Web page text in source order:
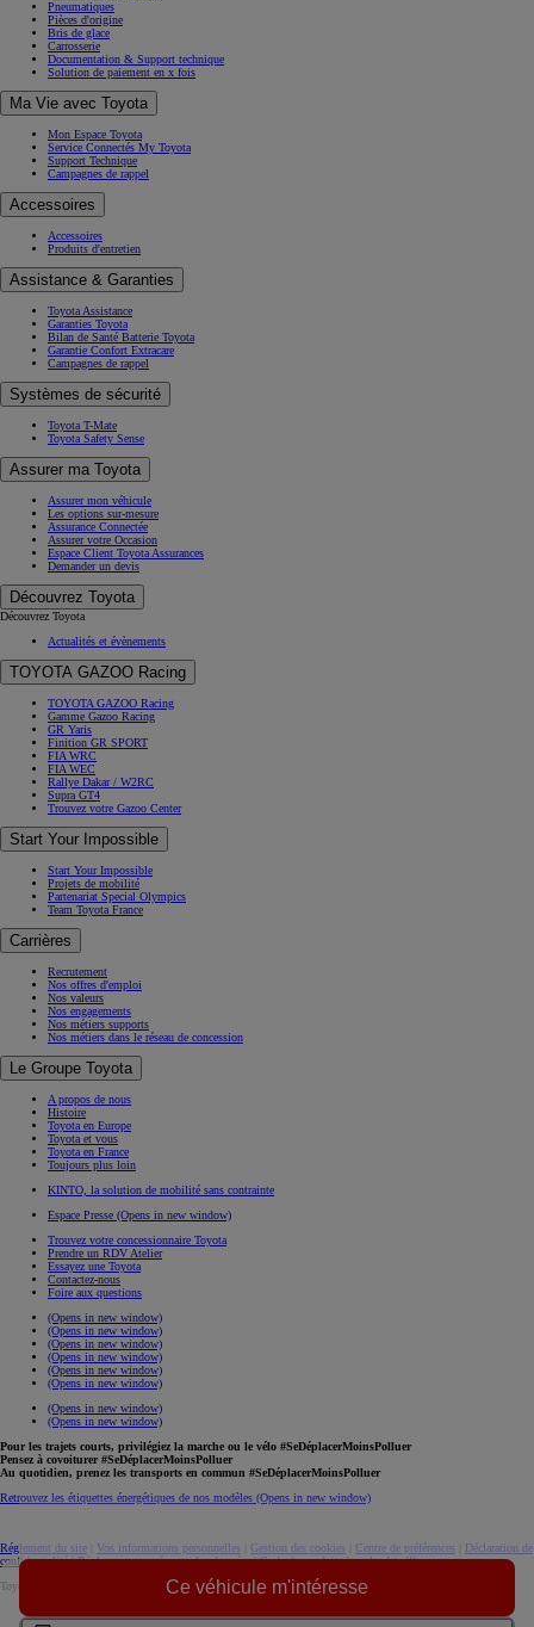
Ce véhicule m'intéresse
Pneumatiques
Pièces d'origine
Bris de glace
Carrosserie
Documentation & Support technique
Solution de paiement en x fois
Ma Vie avec Toyota
Mon Espace Toyota
Service Connectés My Toyota
Support Technique
Campagnes de rappel
Accessoires
Accessoires
Produits d'entretien
Assistance & Garanties
Toyota Assistance
Garanties Toyota
Bilan de Santé Batterie Toyota
Garantie Confort Extracare
Campagnes de rappel
Systèmes de sécurité
Toyota T-Mate
Toyota Safety Sense
Assurer ma Toyota
Assurer mon véhicule
Les options sur-mesure
Assurance Connectée
Assurer votre Occasion
Espace Client Toyota Assurances
Demander un devis
Découvrez Toyota
Découvrez Toyota
Actualités et évènements
TOYOTA GAZOO Racing
TOYOTA GAZOO Racing
Gamme Gazoo Racing
GR Yaris
Finition GR SPORT
FIA WRC
FIA WEC
Rallye Dakar / W2RC
Supra GT4
Trouvez votre Gazoo Center
Start Your Impossible
Start Your Impossible
Projets de mobilité
Partenariat Special Olympics
Team Toyota France
Carrières
Recrutement
Nos offres d'emploi
Nos valeurs
Nos engagements
Nos métiers supports
Nos métiers dans le réseau de concession
Le Groupe Toyota
A propos de nous
Histoire
Toyota en Europe
Toyota et vous
Toyota en France
Toujours plus loin
KINTO, la solution de mobilité sans contrainte
Espace Presse (Opens in new window)
Trouvez votre concessionnaire Toyota
Prendre un RDV Atelier
Essayez une Toyota
Contactez-nous
Foire aux questions
(Opens in new window)
(Opens in new window)
(Opens in new window)
(Opens in new window)
(Opens in new window)
(Opens in new window)
(Opens in new window)
(Opens in new window)
Pour les trajets courts, privilégiez la marche ou le vélo #SeDéplacerMoinsPolluer
Pensez à covoiturer #SeDéplacerMoinsPolluer
Au quotidien, prenez les transports en commun #SeDéplacerMoinsPolluer
Retrouvez les étiquettes énergétiques de nos modèles (Opens in new window)
Réglement du site Vos informations personnelles Gestion des cookies Centre de préférences
Déclaration de
confidentialité|Règlement européen sur les données|Code de conduitedownload (pdf(
Toyota. Tous droits réservés. © 2026
Accessibilité : non conforme